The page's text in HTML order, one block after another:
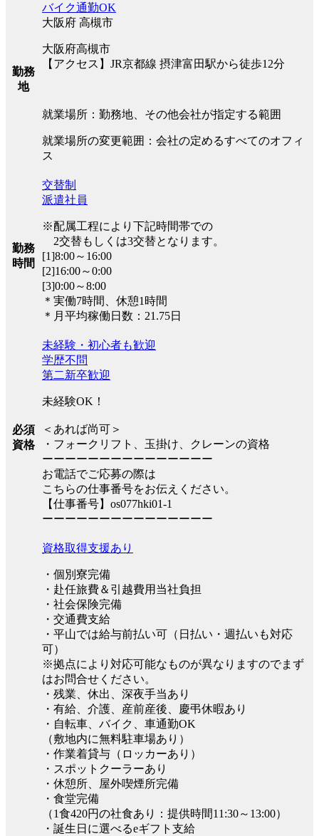
勤務
地
バイク通勤OK
大阪府 高槻市
大阪府高槻市
【アクセス】JR京都線 摂津富田駅から徒歩12分
就業場所：勤務地、その他会社が指定する範囲
就業場所の変更範囲：会社の定めるすべてのオフィ
ス
勤務
時間
交替制
派遣社員
※配属工程により下記時間帯での
2交替もしくは3交替となります。
[1]8:00～16:00
[2]16:00～0:00
[3]0:00～8:00
＊実働7時間、休憩1時間
＊月平均稼働日数：21.75日
必須
資格
未経験・初心者も歓迎
学歴不問
第二新卒歓迎
未経験OK！
＜あれば尚可＞
・フォークリフト、玉掛け、クレーンの資格
ーーーーーーーーーーーーーーー
お電話でご応募の際は
こちらの仕事番号をお伝えください。
【仕事番号】os077hki01-1
ーーーーーーーーーーーーーーー
資格取得支援あり
・個別寮完備
・赴任旅費＆引越費用当社負担
・社会保険完備
・交通費支給
・平山では給与前払い可（日払い・週払いも対応
可）
※拠点により対応可能なものが異なりますのでまず
はお問合せください。
・残業、休出、深夜手当あり
・有給、介護、産前産後、慶弔休暇あり
・自転車、バイク、車通勤OK
（敷地内に無料駐車場あり）
・作業着貸与（ロッカーあり）
・スポットクーラーあり
・休憩所、屋外喫煙所完備
・食堂完備
（1食420円の社食あり：提供時間11:30～13:00）
・誕生日に選べるeギフト支給